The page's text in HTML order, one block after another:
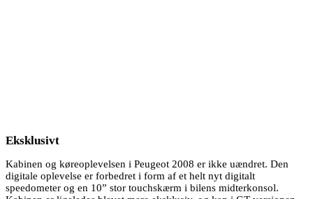
Eksklusivt
Kabinen og køreoplevelsen i Peugeot 2008 er ikke uændret. Den
digitale oplevelse er forbedret i form af et helt nyt digitalt
speedometer og en 10” stor touchskærm i bilens midterkonsol.